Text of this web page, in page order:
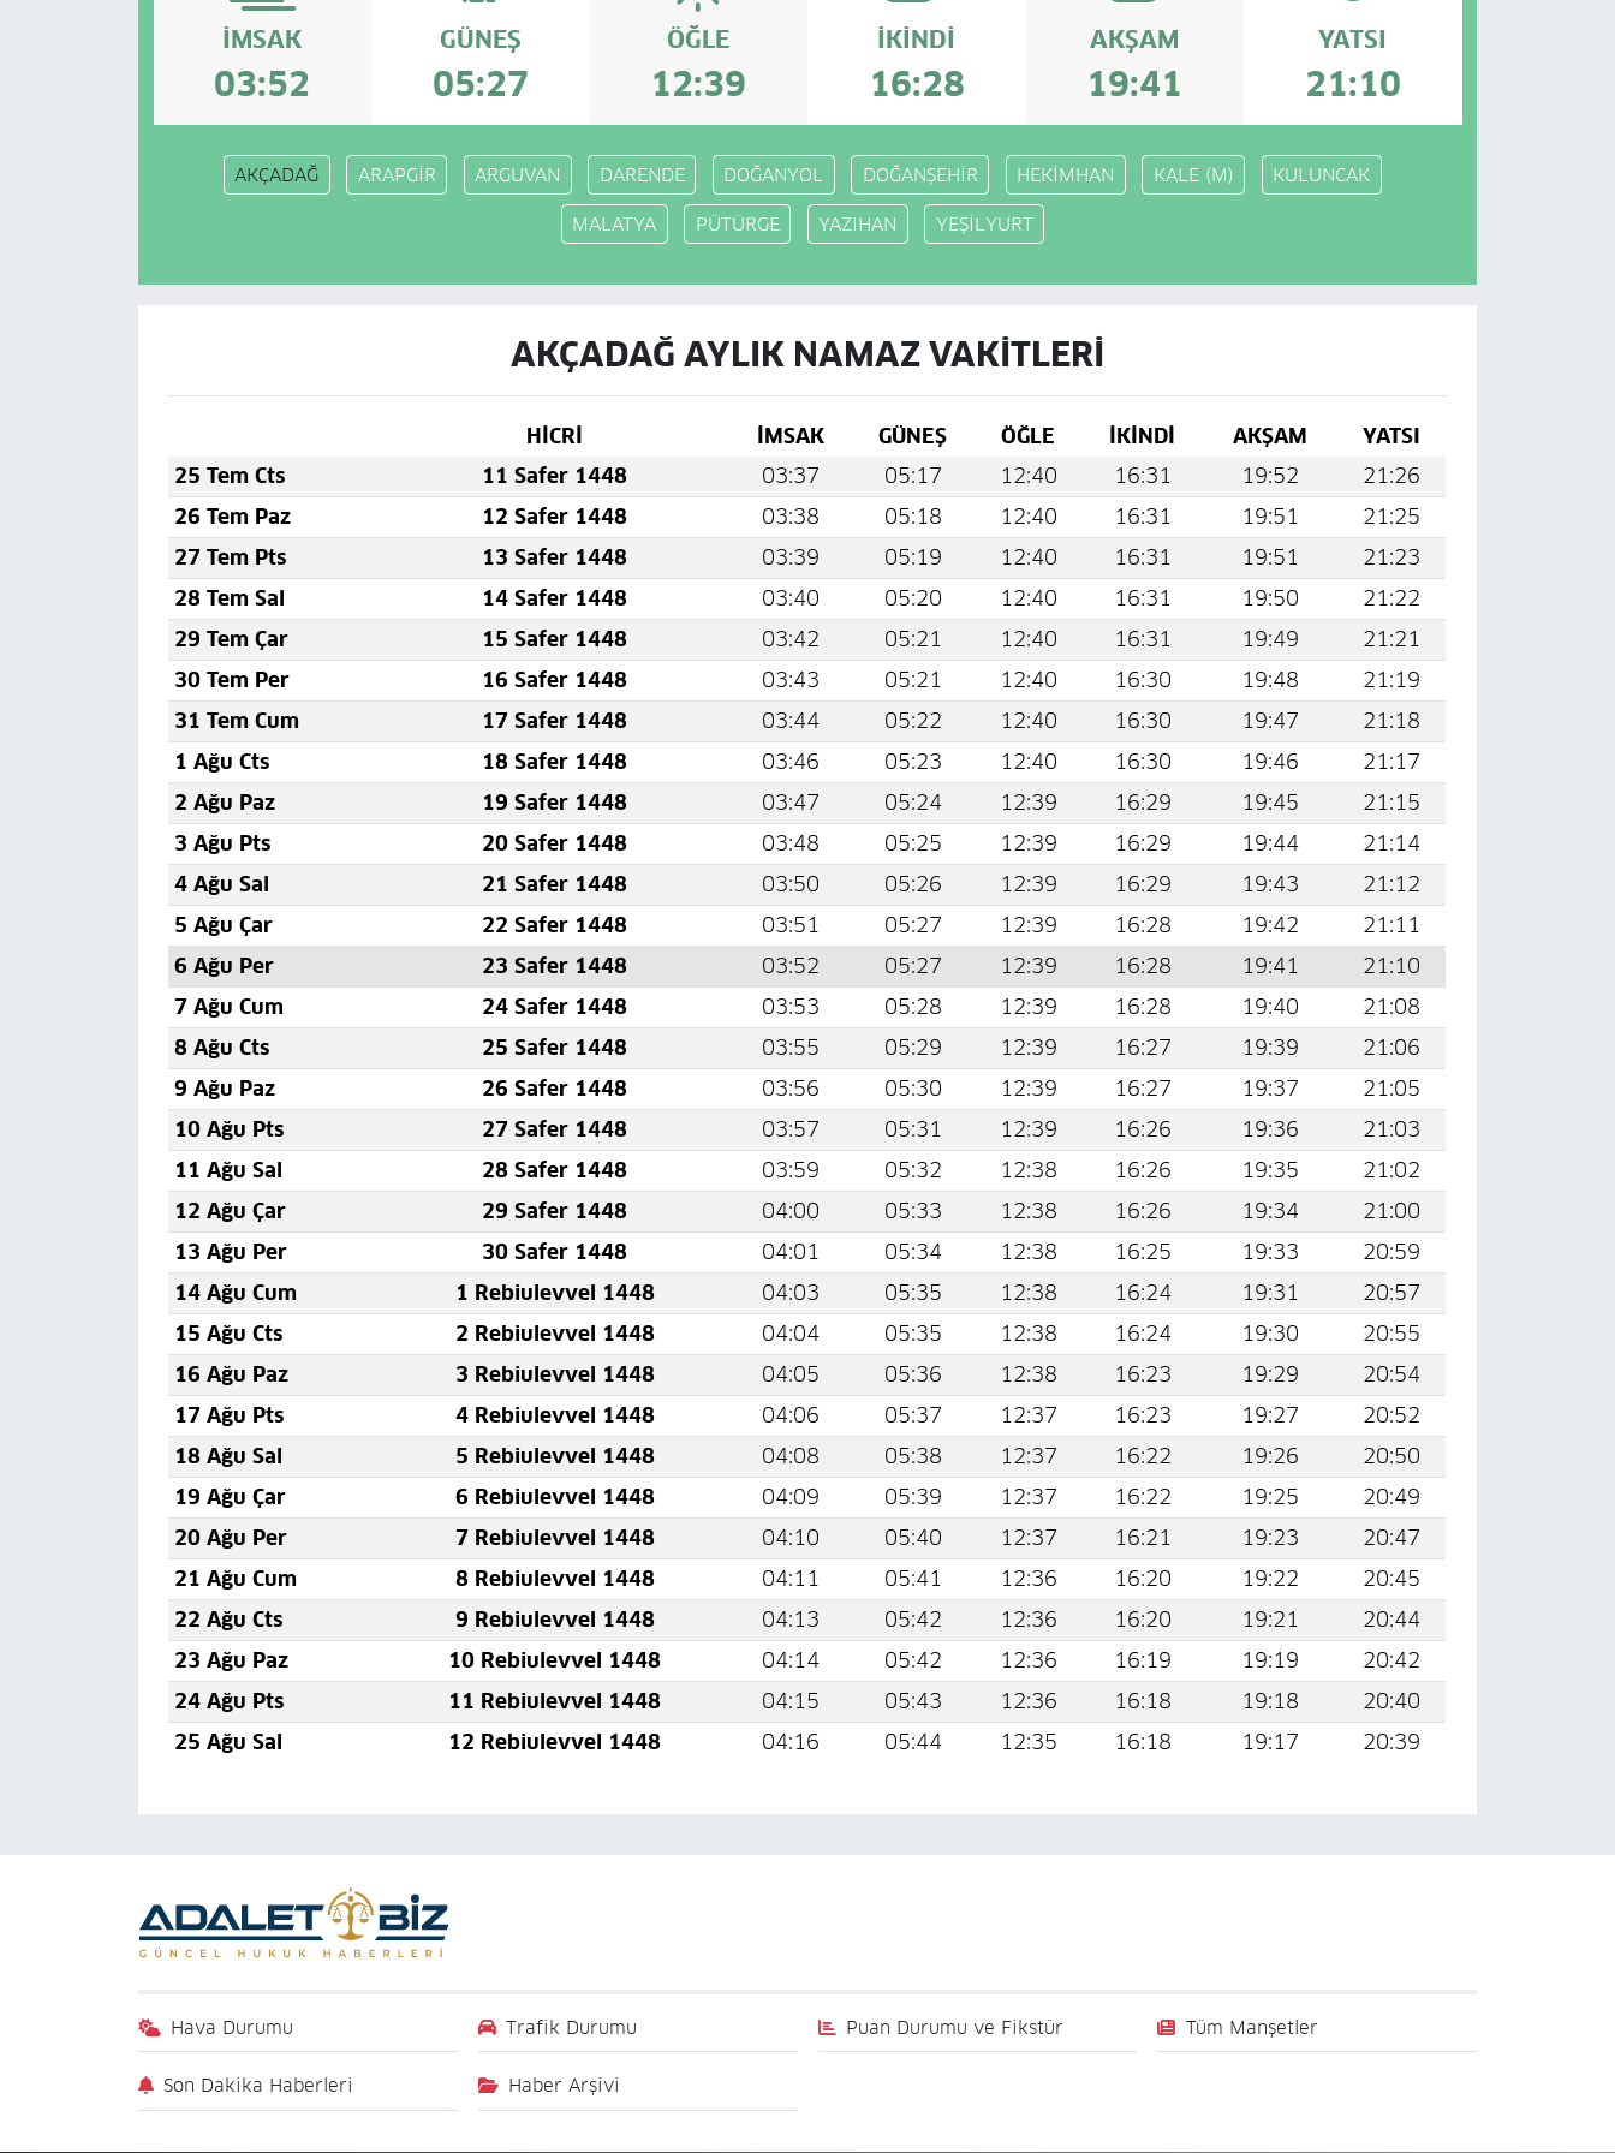
İMSAK
03:52
GÜNEŞ
05:27
ÖĞLE
12:39
İKINDI
16:28
AKŞAM
19:41
YATSI
21:10
AKÇADAĞ ARAPGİR ARGUVAN DARENDE DOĞANYOL DOĞANŞEHİR HEKİMHAN KALE (M) KULUNCAK
MALATYA PÜTÜRGE YAZIHAN YEŞİLYURT
AKÇADAĞ AYLIK NAMAZ VAKITLERI
HİCRİ İMSAK GÜNEŞ ÖĞLE İKINDI AKŞAM
YATSI
25 Tem Cts
11 Safer 1448 03:37 05:17 12:40 16:31 19:52
21:26
26 Tem Paz
12 Safer 1448 03:38 05:18 12:40 16:31 19:51
21:25
27 Tem Pts
13 Safer 1448 03:39 05:19 12:40 16:31 19:51
21:23
28 Tem Sal
14 Safer 1448 03:40 05:20 12:40 16:31 19:50
21:22
29 Tem Çar
15 Safer 1448 03:42 05:21 12:40 16:31 19:49
21:21
30 Tem Per
16 Safer 1448 03:43 05:21 12:40 16:30 19:48
21:19
31 Tem Cum
17 Safer 1448 03:44 05:22 12:40 16:30 19:47
21:18
1 Ağu Cts
18 Safer 1448 03:46 05:23 12:40 16:30 19:46
21:17
2 Ağu Paz
19 Safer 1448 03:47 05:24 12:39 16:29 19:45
21:15
3 Ağu Pts
20 Safer 1448 03:48 05:25 12:39 16:29 19:44
21:14
4 Ağu Sal
21 Safer 1448 03:50 05:26 12:39 16:29 19:43
21:12
5 Ağu Çar
22 Safer 1448 03:51 05:27 12:39 16:28 19:42
21:11
6 Ağu Per
23 Safer 1448 03:52 05:27 12:39 16:28 19:41
21:10
7 Ağu Cum
24 Safer 1448 03:53 05:28 12:39 16:28 19:40
21:08
8 Ağu Cts
25 Safer 1448 03:55 05:29 12:39 16:27 19:39
21:06
9 Ağu Paz
26 Safer 1448 03:56 05:30 12:39 16:27 19:37
21:05
10 Ağu Pts
27 Safer 1448 03:57 05:31 12:39 16:26 19:36
21:03
11 Ağu Sal
28 Safer 1448 03:59 05:32 12:38 16:26 19:35
21:02
12 Ağu Çar
29 Safer 1448 04:00 05:33 12:38 16:26 19:34
21:00
13 Ağu Per
30 Safer 1448 04:01 05:34 12:38 16:25 19:33
20:59
14 Ağu Cum
1 Rebiulevvel 1448 04:03 05:35 12:38 16:24 19:31
20:57
15 Ağu Cts
2 Rebiulevvel 1448 04:04 05:35 12:38 16:24 19:30
20:55
16 Ağu Paz
3 Rebiulevvel 1448 04:05 05:36 12:38 16:23 19:29
20:54
17 Ağu Pts
4 Rebiulevvel 1448 04:06 05:37 12:37 16:23 19:27
20:52
18 Ağu Sal
5 Rebiulevvel 1448 04:08 05:38 12:37 16:22 19:26
20:50
19 Ağu Çar
6 Rebiulevvel 1448 04:09 05:39 12:37 16:22 19:25
20:49
20 Ağu Per
7 Rebiulevvel 1448 04:10 05:40 12:37 16:21 19:23
20:47
21 Ağu Cum
8 Rebiulevvel 1448 04:11 05:41 12:36 16:20 19:22
20:45
22 Ağu Cts
9 Rebiulevvel 1448 04:13 05:42 12:36 16:20 19:21
20:44
23 Ağu Paz
10 Rebiulevvel 1448 04:14 05:42 12:36 16:19 19:19
20:42
24 Ağu Pts
11 Rebiulevvel 1448 04:15 05:43 12:36 16:18 19:18
20:40
25 Ağu Sal
12 Rebiulevvel 1448 04:16 05:44 12:35 16:18 19:17 20:39
Hava Durumu Trafik Durumu Puan Durumu ve Fikstür Tüm Manşetler
Son Dakika Haberleri Haber Arşivi